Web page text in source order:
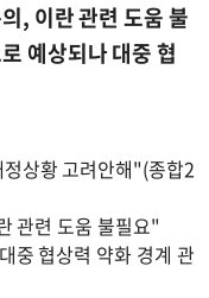
, 이란 관련 도움 불
예상되나 대중 협
상황 고려안해"(종합2
관련 도움 불필요"
중 협상력 약화 경계 관